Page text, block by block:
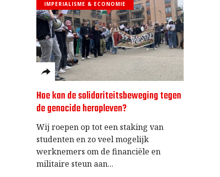
IMPERIALISME & ECONOMIE
Hoe kan de solidariteitsbeweging tegen
de genocide heropleven?
Wij roepen op tot een staking van
studenten en zo veel mogelijk
werknemers om de financiële en
militaire steun aan